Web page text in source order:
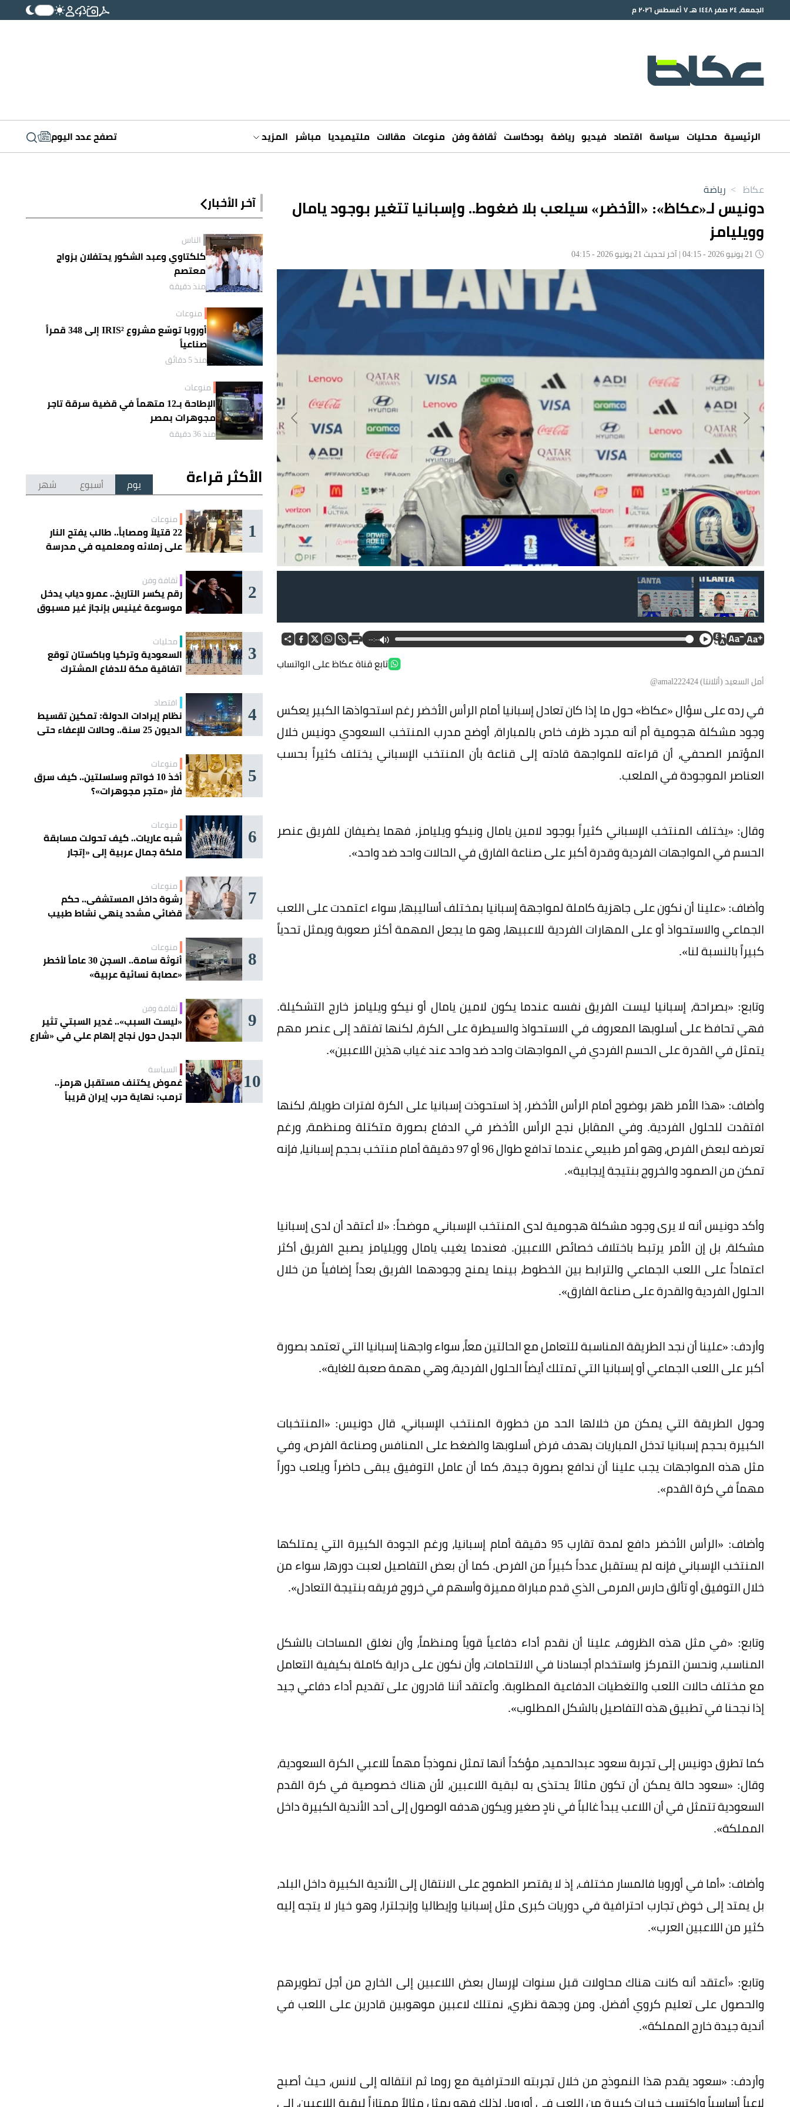
الجمعة، ٢٤ صفر ١٤٤٨ هـ ٧ أغسطس ٢٠٢٦ م
الرئيسية محليات سياسة اقتصاد فيديو رياضة بودكاست ثقافة وفن منوعات مقالات ملتيميديا مباشر المزيد تصفح عدد اليوم
عكاظ > رياضة
دونيس لـ«عكاظ»: «الأخضر» سيلعب بلا ضغوط.. وإسبانيا تتغير بوجود يامال
وويليامز
--:--
تابع قناة عكاظ على الواتساب
أمل السعيد (أتلانتا) amal222424@
في رده على سؤال «عكاظ» حول ما إذا كان تعادل إسبانيا أمام الرأس الأخضر رغم استحواذها الكبير يعكس
وجود مشكلة هجومية أم أنه مجرد ظرف خاص بالمباراة، أوضح مدرب المنتخب السعودي دونيس خلال
المؤتمر الصحفي، أن قراءته للمواجهة قادته إلى قناعة بأن المنتخب الإسباني يختلف كثيراً بحسب
العناصر الموجودة في الملعب.
وقال: «يختلف المنتخب الإسباني كثيراً بوجود لامين يامال ونيكو ويليامز، فهما يضيفان للفريق عنصر
الحسم في المواجهات الفردية وقدرة أكبر على صناعة الفارق في الحالات واحد ضد واحد».
وأضاف: «علينا أن نكون على جاهزية كاملة لمواجهة إسبانيا بمختلف أساليبها، سواء اعتمدت على اللعب
الجماعي والاستحواذ أو على المهارات الفردية للاعبيها، وهو ما يجعل المهمة أكثر صعوبة ويمثل تحدياً
كبيراً بالنسبة لنا».
وتابع: «بصراحة، إسبانيا ليست الفريق نفسه عندما يكون لامين يامال أو نيكو ويليامز خارج التشكيلة.
فهي تحافظ على أسلوبها المعروف في الاستحواذ والسيطرة على الكرة، لكنها تفتقد إلى عنصر مهم
يتمثل في القدرة على الحسم الفردي في المواجهات واحد ضد واحد عند غياب هذين اللاعبين».
وأضاف: «هذا الأمر ظهر بوضوح أمام الرأس الأخضر، إذ استحوذت إسبانيا على الكرة لفترات طويلة، لكنها
افتقدت للحلول الفردية. وفي المقابل نجح الرأس الأخضر في الدفاع بصورة متكتلة ومنظمة، ورغم
تعرضه لبعض الفرص، وهو أمر طبيعي عندما تدافع طوال 96 أو 97 دقيقة أمام منتخب بحجم إسبانيا، فإنه
تمكن من الصمود والخروج بنتيجة إيجابية».
وأكد دونيس أنه لا يرى وجود مشكلة هجومية لدى المنتخب الإسباني، موضحاً: «لا أعتقد أن لدى إسبانيا
مشكلة، بل إن الأمر يرتبط باختلاف خصائص اللاعبين. فعندما يغيب يامال وويليامز يصبح الفريق أكثر
اعتماداً على اللعب الجماعي والترابط بين الخطوط، بينما يمنح وجودهما الفريق بعداً إضافياً من خلال
الحلول الفردية والقدرة على صناعة الفارق».
وأردف: «علينا أن نجد الطريقة المناسبة للتعامل مع الحالتين معاً، سواء واجهنا إسبانيا التي تعتمد بصورة
أكبر على اللعب الجماعي أو إسبانيا التي تمتلك أيضاً الحلول الفردية، وهي مهمة صعبة للغاية».
وحول الطريقة التي يمكن من خلالها الحد من خطورة المنتخب الإسباني، قال دونيس: «المنتخبات
الكبيرة بحجم إسبانيا تدخل المباريات بهدف فرض أسلوبها والضغط على المنافس وصناعة الفرص، وفي
مثل هذه المواجهات يجب علينا أن ندافع بصورة جيدة، كما أن عامل التوفيق يبقى حاضراً ويلعب دوراً
مهماً في كرة القدم».
وأضاف: «الرأس الأخضر دافع لمدة تقارب 95 دقيقة أمام إسبانيا، ورغم الجودة الكبيرة التي يمتلكها
المنتخب الإسباني فإنه لم يستقبل عدداً كبيراً من الفرص. كما أن بعض التفاصيل لعبت دورها، سواء من
خلال التوفيق أو تألق حارس المرمى الذي قدم مباراة مميزة وأسهم في خروج فريقه بنتيجة التعادل».
وتابع: «في مثل هذه الظروف، علينا أن نقدم أداء دفاعياً قوياً ومنظماً، وأن نغلق المساحات بالشكل
المناسب، ونحسن التمركز واستخدام أجسادنا في الالتحامات، وأن نكون على دراية كاملة بكيفية التعامل
مع مختلف حالات اللعب والتغطيات الدفاعية المطلوبة. وأعتقد أننا قادرون على تقديم أداء دفاعي جيد
إذا نجحنا في تطبيق هذه التفاصيل بالشكل المطلوب».
كما تطرق دونيس إلى تجربة سعود عبدالحميد، مؤكداً أنها تمثل نموذجاً مهماً للاعبي الكرة السعودية،
وقال: «سعود حالة يمكن أن تكون مثالاً يحتذى به لبقية اللاعبين، لأن هناك خصوصية في كرة القدم
السعودية تتمثل في أن اللاعب يبدأ غالباً في نادٍ صغير ويكون هدفه الوصول إلى أحد الأندية الكبيرة داخل
المملكة».
وأضاف: «أما في أوروبا فالمسار مختلف، إذ لا يقتصر الطموح على الانتقال إلى الأندية الكبيرة داخل البلد،
بل يمتد إلى خوض تجارب احترافية في دوريات كبرى مثل إسبانيا وإيطاليا وإنجلترا، وهو خيار لا يتجه إليه
كثير من اللاعبين العرب».
وتابع: «أعتقد أنه كانت هناك محاولات قبل سنوات لإرسال بعض اللاعبين إلى الخارج من أجل تطويرهم
والحصول على تعليم كروي أفضل. ومن وجهة نظري، نمتلك لاعبين موهوبين قادرين على اللعب في
أندية جيدة خارج المملكة».
وأردف: «سعود يقدم هذا النموذج من خلال تجربته الاحترافية مع روما ثم انتقاله إلى لانس، حيث أصبح
لاعباً أساسياً واكتسب خبرات كبيرة من اللعب في أوروبا. لذلك فهو يمثل مثالاً ممتازاً لبقية اللاعبين، إلى
آخر الأخبار
الناس
كلكتاوي وعبد الشكور يحتفلان بزواج
معتصم
منذ دقيقة
منوعات
أوروبا توسّع مشروع IRIS² إلى 348 قمراً
صناعياً
منذ 5 دقائق
منوعات
الإطاحة بـ12 متهماً في قضية سرقة تاجر
مجوهرات بمصر
منذ 36 دقيقة
الأكثر قراءة يوم أسبوع شهر
1 منوعات
22 قتيلاً ومصاباً.. طالب يفتح النار
على زملائه ومعلميه في مدرسة
2 ثقافة وفن
رقم يكسر التاريخ.. عمرو دياب يدخل
موسوعة غينيس بإنجاز غير مسبوق
3 محليات
السعودية وتركيا وباكستان توقع
اتفاقية مكة للدفاع المشترك
4 اقتصاد
نظام إيرادات الدولة: تمكين تقسيط
الديون 25 سنة.. وحالات للإعفاء حتى
5 منوعات
أخذ 10 خواتم وسلسلتين.. كيف سرق
فأر «متجر مجوهرات»؟
6 منوعات
شبه عاريات.. كيف تحولت مسابقة
ملكة جمال عربية إلى «إتجار
7 منوعات
رشوة داخل المستشفى.. حكم
قضائي مشدد ينهي نشاط طبيب
8 منوعات
أنوثة سامة.. السجن 30 عاماً لأخطر
«عصابة نسائية عربية»
9 ثقافة وفن
«ليست السبب».. غدير السبتي تثير
الجدل حول نجاح إلهام علي في «شارع
10 السياسة
غموض يكتنف مستقبل هرمز..
ترمب: نهاية حرب إيران قريباً